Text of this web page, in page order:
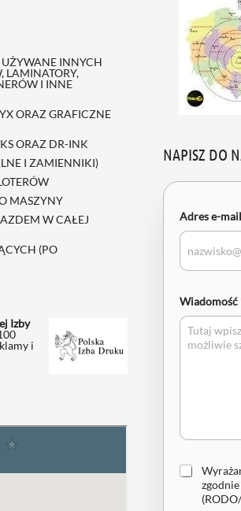
UŻYWANE INNYCH
LAMINATORY,
I INNE
ORAZ GRAFICZNE
ORAZ DR-INK
I ZAMIENNIKI)
MASZYNY
W CAŁEJ
(PO
Izby
i
NAPISZ DO
Adres e-mail
Wiadomość
Z
zgodnie